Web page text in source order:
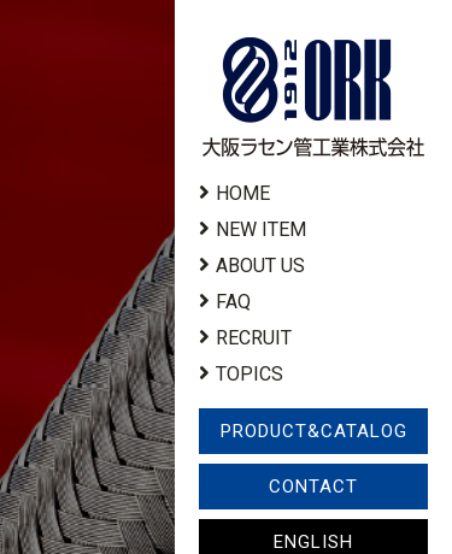
HOME
NEW ITEM
ABOUT US
FAQ
RECRUIT
TOPICS
PRODUCT&CATALOG
CONTACT
ENGLISH